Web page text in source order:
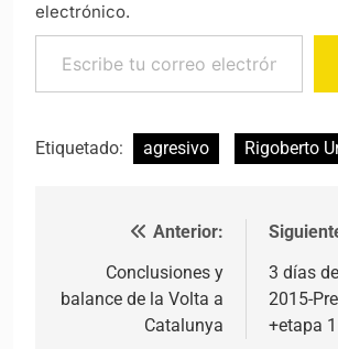
electrónico.
Escribe tu correo electrónico…
Etiquetado: agresivo Rigoberto
Navegación de
Anterior:
Conclusiones y
balance de la Volta a
Catalunya
3 días
2015-
+etapa 1